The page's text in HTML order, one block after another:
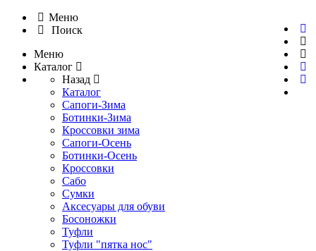
Меню
Поиск
Меню
Каталог
Назад
Каталог
Сапоги-Зима
Ботинки-Зима
Кроссовки зима
Сапоги-Осень
Ботинки-Осень
Кроссовки
Сабо
Сумки
Аксесуары для обуви
Босоножки
Туфли
Туфли "пятка нос"